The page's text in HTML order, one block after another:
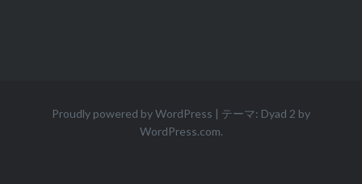
Proudly powered by WordPress | テーマ: Dyad 2 by
WordPress.com.